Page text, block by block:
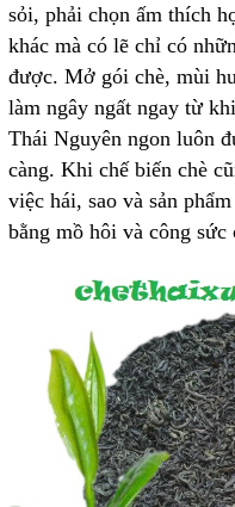
sỏi, phải chọn ấm thích
khác mà có lẽ chỉ có
được. Mở gói chè, mùi
làm ngây ngất ngay từ
Thái Nguyên ngon luôn
càng. Khi chế biến chè
việc hái, sao và sản
bằng mồ hôi và công sức